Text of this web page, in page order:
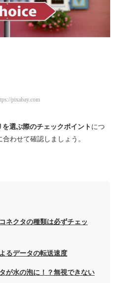
pixabay.com
を選ぶ際のチェックポイント につ
わせて確認しましょう。
ネクタの種類は必ずチェッ
るデータの転送速度
が水の泡に！？無視できない